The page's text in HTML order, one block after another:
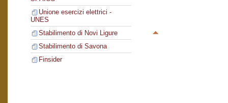
Unione esercizi elettrici -
UNES
Stabilimento di Novi Ligure
Stabilimento di Savona
Finsider